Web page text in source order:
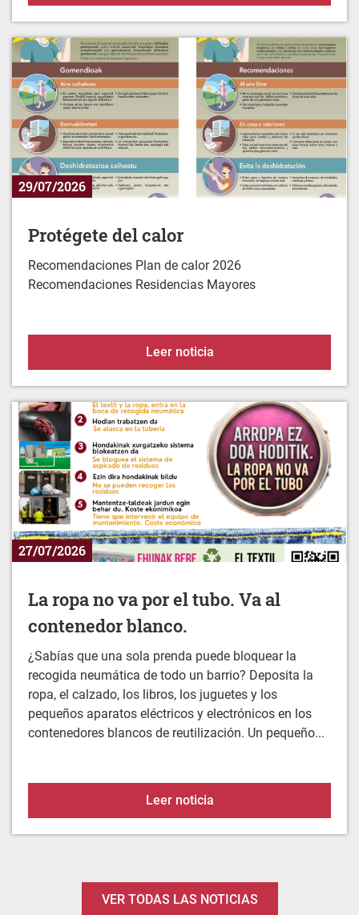
29/07/2026
Protégete del calor
Recomendaciones Residencias Mayores
27/07/2026
La ropa no va por el tubo. Va al
¿Sabías que una sola prenda puede bloquear la
recogida neumática de todo un barrio? Deposita la
ropa, el calzado, los libros, los juguetes y los
pequeños aparatos eléctricos y electrónicos en los
contenedores blancos de reutilización. Un pequeño...